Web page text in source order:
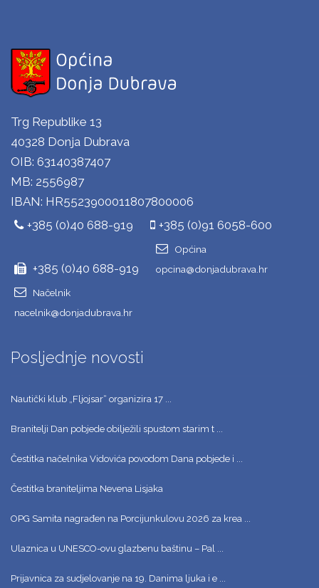
Trg Republike 13
40328 Donja Dubrava
OIB: 63140387407
MB: 2556987
IBAN: HR5523900011807800006
+385 (0)40 688-919
+385 (0)91 6058-600
+385 (0)40 688-919
Općina
opcina@donjadubrava.hr
Načelnik
nacelnik@donjadubrava.hr
Posljednje novosti
Nautički klub „Fljojsar“ organizira 17 ...
Branitelji Dan pobjede obilježili spustom starim t ...
Čestitka načelnika Vidovića povodom Dana pobjede i ...
Čestitka braniteljima Nevena Lisjaka
OPG Samita nagrađen na Porcijunkulovu 2026 za krea ...
Ulaznica u UNESCO-ovu glazbenu baštinu – Pal ...
Prijavnica za sudjelovanje na 19. Danima ljuka i e ...